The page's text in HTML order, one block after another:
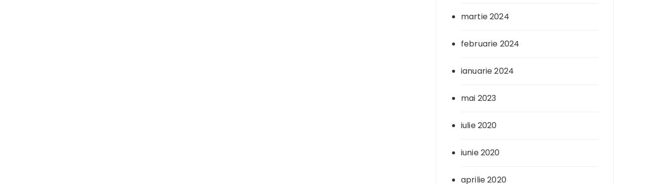
martie 2024
februarie 2024
ianuarie 2024
mai 2023
iulie 2020
iunie 2020
aprilie 2020